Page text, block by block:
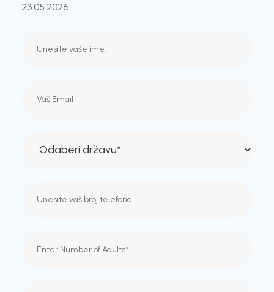
23.05.2026.